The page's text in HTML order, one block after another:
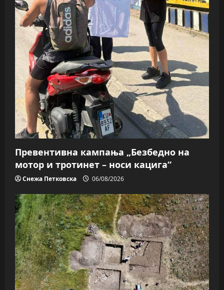
Превентивна кампања „Безбедно на
мотор и тротинет – носи кацига“
Снежа Петковска 06/08/2026